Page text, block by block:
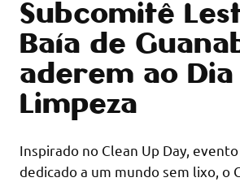
Subcomitê
Baía de
aderem ao
Limpeza
Inspirado no Clean Up Day,
dedicado a um mundo sem lixo, o